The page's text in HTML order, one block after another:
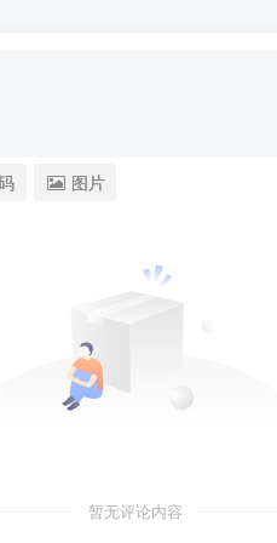
图片
暂无评论内容